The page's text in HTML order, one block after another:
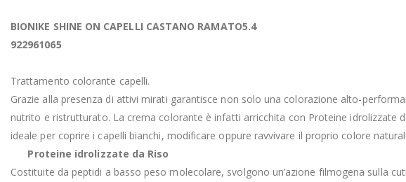
BIONIKE SHINE ON CAPELLI CASTANO RAMATO5.4
922961065
Trattamento colorante capelli.
Grazie alla presenza di attivi mirati garantisce non solo una colorazione alto-
nutrito e ristrutturato. La crema colorante è infatti arricchita con Proteine idrolizzate
ideale per coprire i capelli bianchi, modificare oppure ravvivare il proprio colore
Proteine idrolizzate da Riso
Costituite da peptidi a basso peso molecolare, svolgono un’azione filmogena sulla